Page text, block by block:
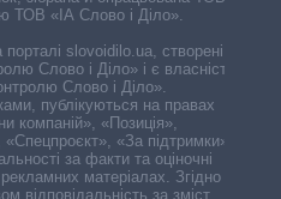
ТОВ «ІА Слово і Діло».
slovoidilo.ua, створені ГО
Слово і Діло» і є власністю
Слово і Діло».
публікуються на правах
компаній», «Позиція»,
«За підтримки».
за факти та оціночні
матеріалах. Згідно з
відповідальність за зміст